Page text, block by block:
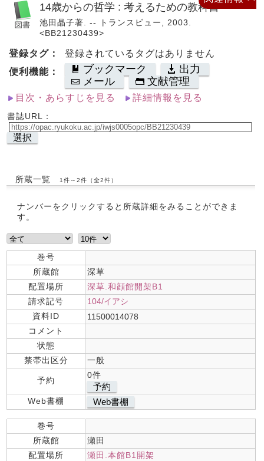
14歳からの哲学 : 考えるための教科書
池田晶子著. -- トランスビュー, 2003.
<BB21230439>
登録タグ：
登録されているタグはありません
便利機能：
ブックマーク
出力
メール
文献管理
目次・あらすじを見る 詳細情報を見る
書誌URL：
選択
所蔵一覧 1件～2件（全2件）
ナンバーをクリックすると所蔵詳細をみることができま
す。
巻号
所蔵館
深草
配置場所
深草.和顔館開架B1
請求記号
104/イアシ
資料ID
11500014078
コメント
状態
禁帯出区分
一般
予約
0件
予約
Web書棚 Web書棚
巻号
所蔵館
瀬田
配置場所
瀬田.本館B1開架